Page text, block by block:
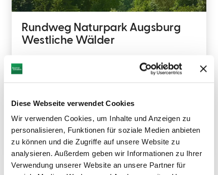
Diese Webseite verwendet Cookies
Wir verwenden Cookies, um Inhalte und Anzeigen zu
personalisieren, Funktionen für soziale Medien anbieten
zu können und die Zugriffe auf unsere Website zu
analysieren. Außerdem geben wir Informationen zu Ihrer
Verwendung unserer Website an unsere Partner für
Rundweg Naturpark Augsburg
Westliche Wälder
Einstieg grundsätzlich überall möglich. Im Folgenden
37,0 km -